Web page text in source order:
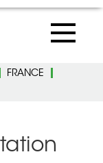
FRANCE